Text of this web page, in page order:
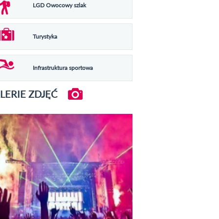
LGD Owocowy szlak
Turystyka
Infrastruktura sportowa
ZDJĘĆ